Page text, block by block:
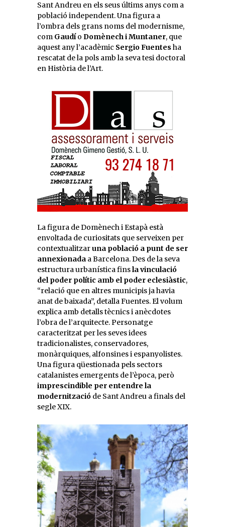
Sant Andreu en els seus últims anys com a
població independent. Una figura a
l’ombra dels grans noms del modernisme,
com Gaudío Domènech i Muntaner, que
aquest any l’acadèmic Sergio Fuentes ha
rescatat de la pols amb la seva tesi doctoral
en Història de l’Art.
La figura de Domènech i Estapà està
envoltada de curiositats que serveixen per
contextualitzaruna població a punt de ser
annexionada a Barcelona. Des de la seva
estructura urbanística finsla vinculació
del poder polític amb el poder eclesiàstic,
“relació que en altres municipis ja havia
anat de baixada”, detalla Fuentes. El volum
explica amb detalls tècnics i anècdotes
l’obra de l’arquitecte. Personatge
caracteritzat per les seves idees
tradicionalistes, conservadores,
monàrquiques, alfonsines i espanyolistes.
Una figura qüestionada pels sectors
catalanistes emergents de l’època, però
imprescindible per entendre la
modernització de Sant Andreu a finals del
segle XIX.